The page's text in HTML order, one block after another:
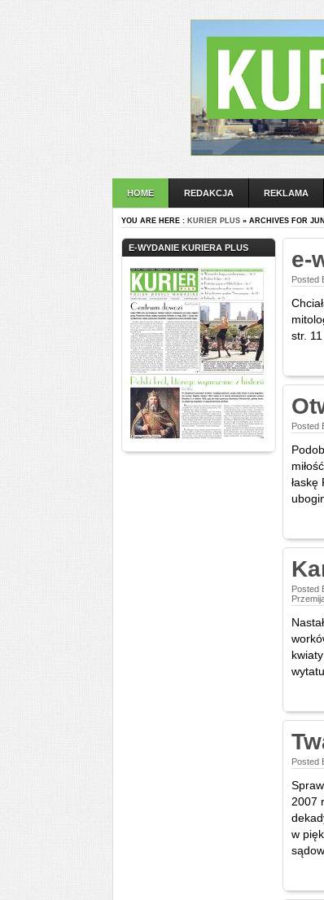
HOME REDAKCJA REKLAMA
YOU ARE HERE : KURIER PLUS » ARCHIVES FOR
E-WYDANIE KURIERA PLUS e-
Posted
str.
Posted
Posted
Posted
2007
w